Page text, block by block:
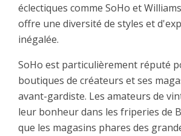
éclectiques comme SoHo et
offre une diversité de styles et
inégalée.
SoHo est particulièrement réputé
boutiques de créateurs et ses
avant-gardiste. Les amateurs de
leur bonheur dans les friperies de
que les magasins phares des